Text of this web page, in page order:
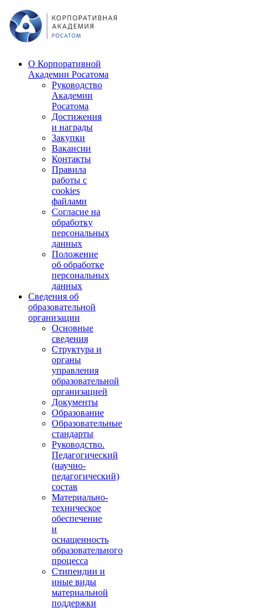
О Корпоративной
Академии Росатома
Руководство
Академии
Росатома
Достижения
и награды
Закупки
Вакансии
Контакты
Правила
работы с
cookies
файлами
Согласие на
обработку
персональных
данных
Положение
об обработке
персональных
данных
Сведения об
образовательной
организации
Основные
сведения
Структура и
органы
управления
образовательной
организацией
Документы
Образование
Образовательные
стандарты
Руководство.
Педагогический
(научно-
педагогический)
состав
Материально-
техническое
обеспечение
и
оснащенность
образовательного
процесса
Стипендии и
иные виды
материальной
поддержки